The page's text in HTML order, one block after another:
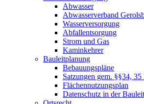
Abwasser
Abwasserverband
Wasserversorgung
Abfallentsorgung
Strom und Gas
Kaminkehrer
Bauleitplanung
Bebauungspläne
Satzungen gem. §§34,
Flächennutzungsplan
Datenschutz in der